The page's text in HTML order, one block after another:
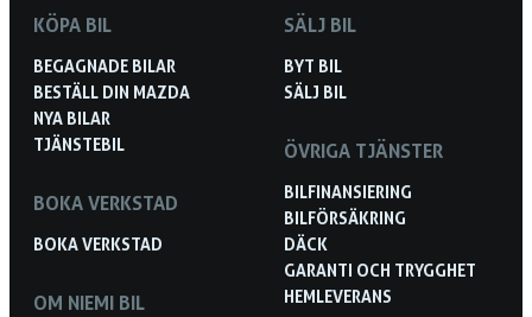
KÖPA BIL
BEGAGNADE BILAR
BESTÄLL DIN MAZDA
NYA BILAR
TJÄNSTEBIL
BOKA VERKSTAD
BOKA VERKSTAD
OM NIEMI BIL
SÄLJ BIL
BYT BIL
SÄLJ BIL
ÖVRIGA TJÄNSTER
BILFINANSIERING
BILFÖRSÄKRING
DÄCK
GARANTI OCH TRYGGHET
HEMLEVERANS